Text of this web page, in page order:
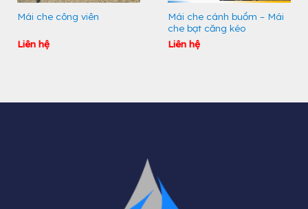
Mái che công viên
Liên hệ
Mái che cánh buồm – Mái
che bạt căng kéo
Liên hệ